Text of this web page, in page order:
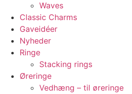
Waves
Classic Charms
Gaveidéer
Nyheder
Ringe
Stacking rings
Øreringe
Vedhæng – til øreringe